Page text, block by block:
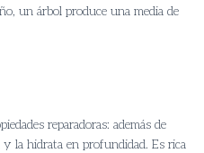
un árbol produce una media de
reparadoras: además de
la hidrata en profundidad. Es rica